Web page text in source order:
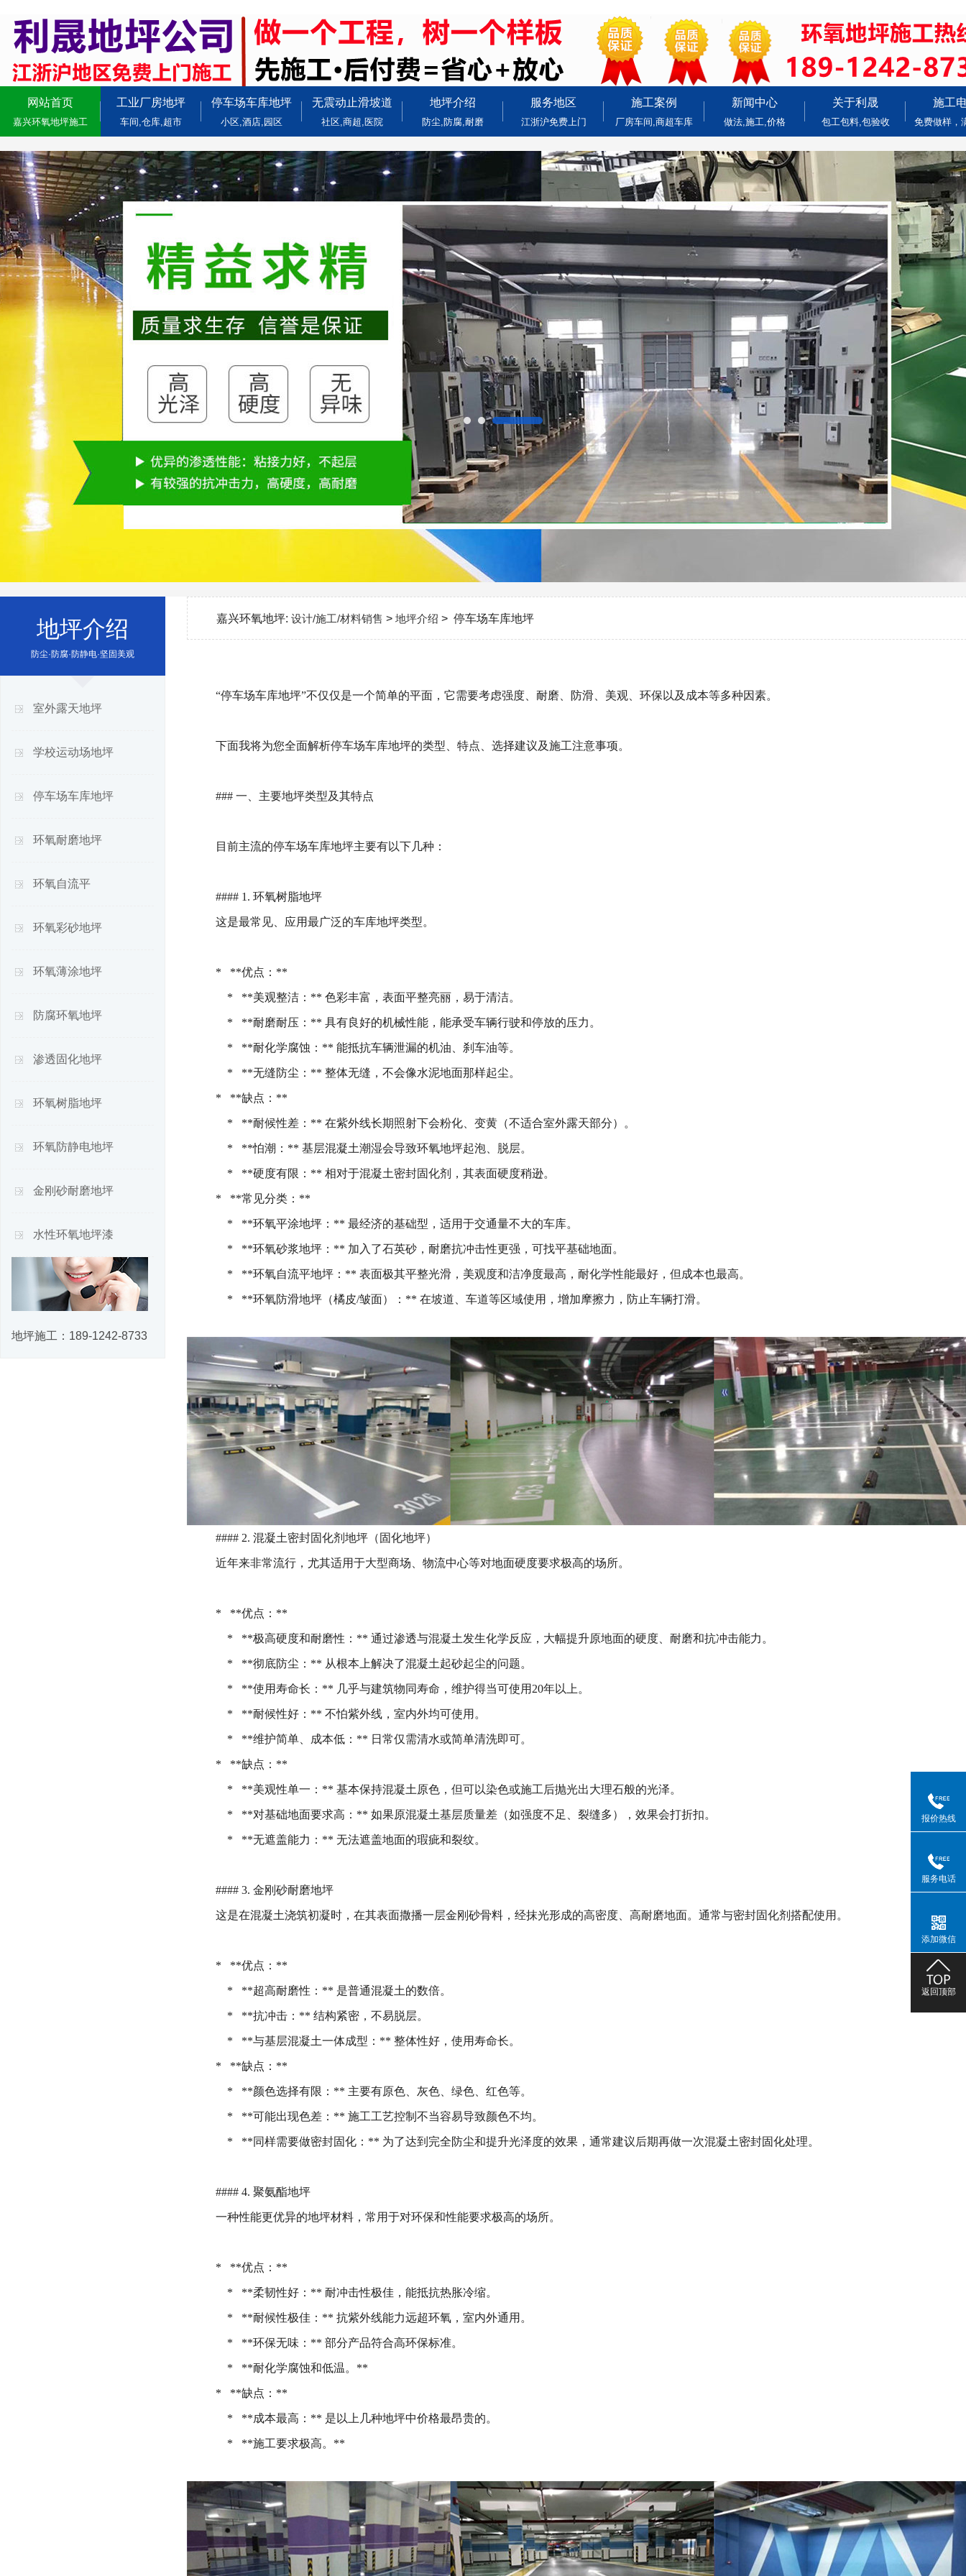
网站首页
嘉兴环氧地坪施工
工业厂房地坪
车间,仓库,超市
停车场车库地坪
小区,酒店,园区
无震动止滑坡道
社区,商超,医院
地坪介绍
防尘,防腐,耐磨
服务地区
江浙沪免费上门
施工案例
厂房车间,商超车库
新闻中心
做法,施工,价格
关于利晟
包工包料,包验收
施工
免费做样，
地坪介绍
防尘·防腐·防静电·坚固美观
室外露天地坪
学校运动场地坪
停车场车库地坪
环氧耐磨地坪
环氧自流平
环氧彩砂地坪
环氧薄涂地坪
防腐环氧地坪
渗透固化地坪
环氧树脂地坪
环氧防静电地坪
金刚砂耐磨地坪
水性环氧地坪漆
地坪施工： 189-1242-8733
嘉兴环氧地坪: 设计/施工/材料销售 > 地坪介绍 > 停车场车库地坪
“停车场车库地坪”不仅仅是一个简单的平面，它需要考虑强度、耐磨、防滑、美观、环保以及成本等多种因素。
下面我将为您全面解析停车场车库地坪的类型、特点、选择建议及施工注意事项。
### 一、主要地坪类型及其特点
目前主流的停车场车库地坪主要有以下几种：
#### 1. 环氧树脂地坪
这是最常见、应用最广泛的车库地坪类型。
* **优点：**
* **美观整洁：** 色彩丰富，表面平整亮丽，易于清洁。
* **耐磨耐压：** 具有良好的机械性能，能承受车辆行驶和停放的压力。
* **耐化学腐蚀：** 能抵抗车辆泄漏的机油、刹车油等。
* **无缝防尘：** 整体无缝，不会像水泥地面那样起尘。
* **缺点：**
* **耐候性差：** 在紫外线长期照射下会粉化、变黄（不适合室外露天部分）。
* **怕潮：** 基层混凝土潮湿会导致环氧地坪起泡、脱层。
* **硬度有限：** 相对于混凝土密封固化剂，其表面硬度稍逊。
* **常见分类：**
* **环氧平涂地坪：** 最经济的基础型，适用于交通量不大的车库。
* **环氧砂浆地坪：** 加入了石英砂，耐磨抗冲击性更强，可找平基础地面。
* **环氧自流平地坪：** 表面极其平整光滑，美观度和洁净度最高，耐化学性能最好，但成本也最高。
* **环氧防滑地坪（橘皮/皱面）：** 在坡道、车道等区域使用，增加摩擦力，防止车辆打滑。
#### 2. 混凝土密封固化剂地坪（固化地坪）
近年来非常流行，尤其适用于大型商场、物流中心等对地面硬度要求极高的场所。
* **优点：**
* **极高硬度和耐磨性：** 通过渗透与混凝土发生化学反应，大幅提升原地面的硬度、耐磨和抗冲击能力。
* **彻底防尘：** 从根本上解决了混凝土起砂起尘的问题。
* **使用寿命长：** 几乎与建筑物同寿命，维护得当可使用20年以上。
* **耐候性好：** 不怕紫外线，室内外均可使用。
* **维护简单、成本低：** 日常仅需清水或简单清洗即可。
* **缺点：**
* **美观性单一：** 基本保持混凝土原色，但可以染色或施工后抛光出大理石般的光泽。
* **对基础地面要求高：** 如果原混凝土基层质量差（如强度不足、裂缝多），效果会打折扣。
* **无遮盖能力：** 无法遮盖地面的瑕疵和裂纹。
#### 3. 金刚砂耐磨地坪
这是在混凝土浇筑初凝时，在其表面撒播一层金刚砂骨料，经抹光形成的高密度、高耐磨地面。通常与密封固化剂搭配使用。
* **优点：**
* **超高耐磨性：** 是普通混凝土的数倍。
* **抗冲击：** 结构紧密，不易脱层。
* **与基层混凝土一体成型：** 整体性好，使用寿命长。
* **缺点：**
* **颜色选择有限：** 主要有原色、灰色、绿色、红色等。
* **可能出现色差：** 施工工艺控制不当容易导致颜色不均。
* **同样需要做密封固化：** 为了达到完全防尘和提升光泽度的效果，通常建议后期再做一次混凝土密封固化处理。
#### 4. 聚氨酯地坪
一种性能更优异的地坪材料，常用于对环保和性能要求极高的场所。
* **优点：**
* **柔韧性好：** 耐冲击性极佳，能抵抗热胀冷缩。
* **耐候性极佳：** 抗紫外线能力远超环氧，室内外通用。
* **环保无味：** 部分产品符合高环保标准。
* **耐化学腐蚀和低温。**
* **缺点：**
* **成本最高：** 是以上几种地坪中价格最昂贵的。
* **施工要求极高。**
报价热线
服务电话
添加微信
返回顶部